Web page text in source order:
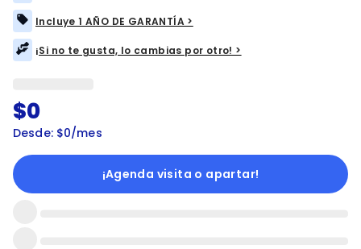
Incluye 1 AÑO DE GARANTÍA >
¡Si no te gusta, lo cambias por otro! >
$0
Desde: $0/mes
¡Agenda visita o apartar!